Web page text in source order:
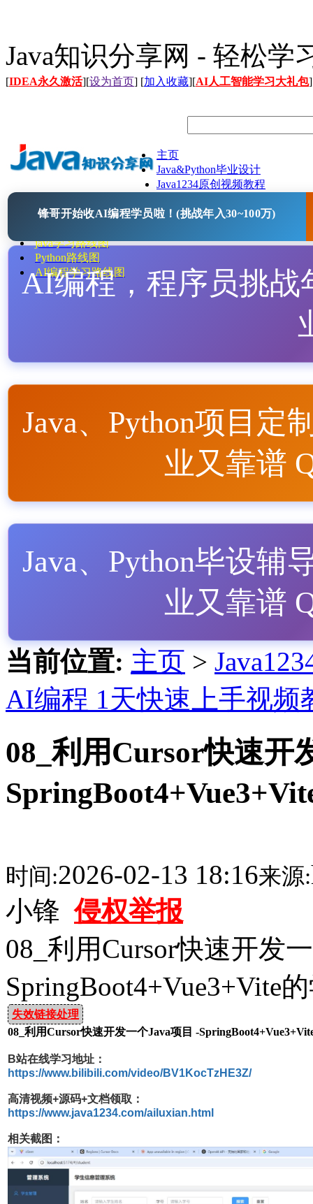
Java知识分享网 - 轻松学
[IDEA永久激活][设为首页] [加入收藏][AI人工智能学习大礼包]
主页
Java&Python毕业设计
Java1234原创视频教程
Java开源项目
java学习路线图
Python路线图
AI编程学习路线图
锋哥开始收AI编程学员啦！(挑战年入30~100万)
AI编程，程序员挑战
Java、Python项目定
业又靠谱
Java、Python毕设辅
业又靠谱
当前位置: 主页 >
AI编程 1天快速上手视频
08_利用Cursor快速开
时间:2026-02-13 18:16来源:
小锋侵权举报
08_利用Cursor快速开发
SpringBoot4+Vue3+Vite
失效链接处理
08_利用Cursor快速开发一个Java项目 -
B站在线学习地址：
https://www.bilibili.com/video/BV1KocTzHE3Z/
高清视频+源码+文档领取：
https://www.java1234.com/ailuxian.html
相关截图：